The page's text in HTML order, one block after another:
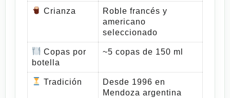
Crianza
Roble francés y
americano
seleccionado
Copas por
botella
~5 copas de 150 ml
Tradición
Desde 1996 en
Mendoza argentina